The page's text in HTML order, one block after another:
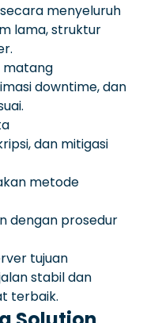
menyeluruh
lama, struktur
matang
downtime, dan
dan mitigasi
metode
dengan prosedur
tujuan
stabil dan
terbaik.